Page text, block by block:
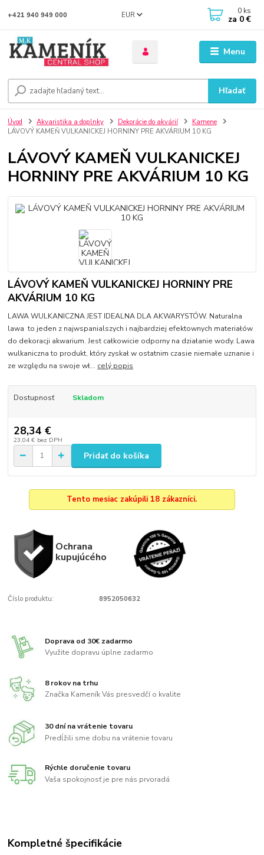
Menu
EUR
Hľadať
+421 940 949 000 0 ks
za 0 €
Úvod Akvaristika a doplnky Dekorácie do akvárií
Kamene
LÁVOVÝ KAMEŇ VULKANICKEJ HORNINY PRE AKVÁRIUM 10 KG
LÁVOVÝ KAMEŇ VULKANICKEJ
HORNINY PRE AKVÁRIUM 10 KG
LÁVOVÝ KAMEŇ VULKANICKEJ HORNINY PRE
AKVÁRIUM 10 KG
LAWA WULKANICZNA JEST IDEALNA DLA AKWARYSTÓW. Naturalna
lawa to jeden z najwspanialszych i najbardziej efektownych materiałów
do dekoracji akwarium. Jest całkowicie odporny na działanie wody. Lawa
wulkaniczna to produkt, który zyskał w ostatnim czasie niemałe uznanie i
ze względu na swoje wł... celý popis
Dostupnosť Skladom
28,34 €
23,04 € bez DPH
Pridať do košíka
Tento mesiac zakúpili 18 zákazníci.
Ochrana
kupujúcého
Číslo produktu: 8952050632
Doprava od 30€ zadarmo
Využite dopravu úplne zadarmo
8 rokov na trhu
Značka Kameník Vás presvedčí o kvalite
30 dní na vrátenie tovaru
Predĺžili sme dobu na vrátenie tovaru
Rýchle doručenie tovaru
Vaša spokojnosť je pre nás prvoradá
Kompletné špecifikácie